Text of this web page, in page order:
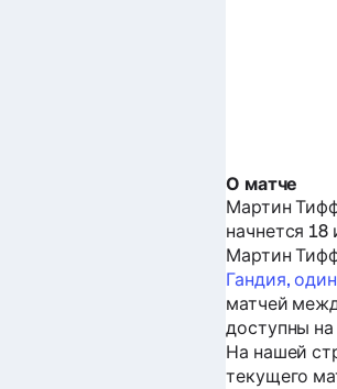
О матче
Мартин
начнется 18
Мартин
Гандия,
матчей
доступны
На нашей
текущего